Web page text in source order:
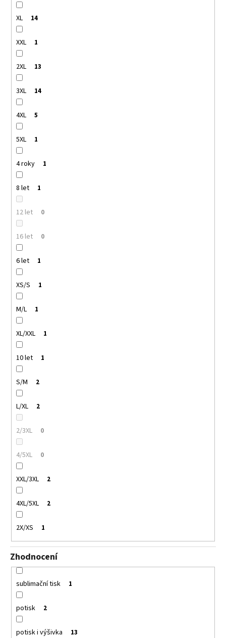
XL 14
XXL 1
2XL 13
3XL 14
4XL 5
5XL 1
4 roky 1
8 let 1
12 let 0
16 let 0
6 let 1
XS/S 1
M/L 1
XL/XXL 1
10 let 1
S/M 2
L/XL 2
2/3XL 0
4/5XL 0
XXL/3XL 2
4XL/5XL 2
2X/XS 1
Zhodnocení
sublimační tisk 1
potisk 2
potisk i výšivka 13